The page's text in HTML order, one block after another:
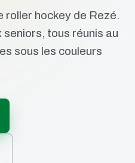
roller hockey de Rezé.
tous réunis au
sous les couleurs